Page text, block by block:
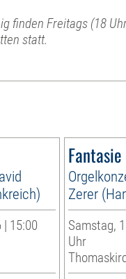
finden Freitags (18
statt.
15:00
Fantasie
Zerer
Samstag,
Uhr